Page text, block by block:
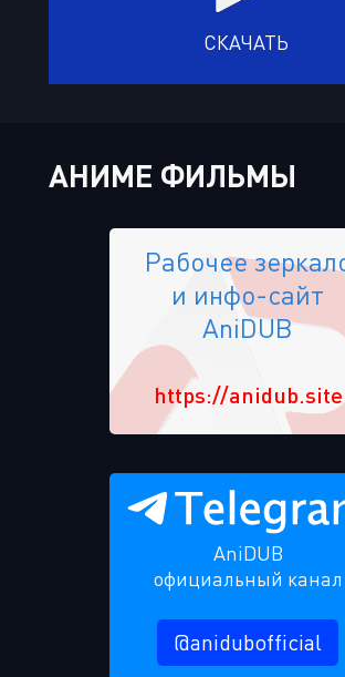
СКАЧАТЬ
АНИМЕ ФИЛЬМЫ
Рабочее
и инфо-сайт
AniDUB
https://anidub.site
AniDUB
официальный канал
@anidubofficial